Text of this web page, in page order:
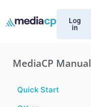
Log
in
MediaCP Manual
Quick Start